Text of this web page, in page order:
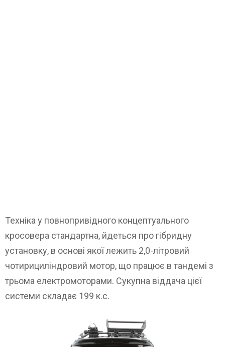
Техніка у повнопривідного концептуального
кросовера стандартна, йдеться про гібридну
установку, в основі якої лежить 2,0-літровий
чотирициліндровий мотор, що працює в тандемі з
трьома електромоторами. Сукупна віддача цієї
системи складає 199 к.с.